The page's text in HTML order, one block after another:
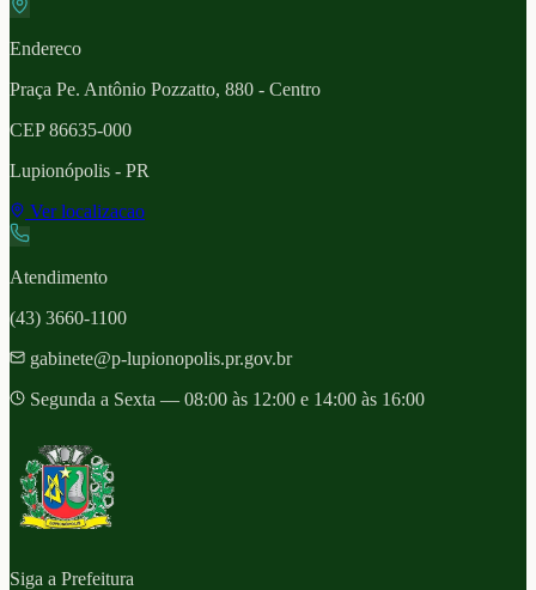
Endereco
Praça Pe. Antônio Pozzatto, 880 - Centro
CEP86635-000
Lupionópolis - PR
Ver localizacao
Atendimento
(43) 3660-1100
gabinete@p-lupionopolis.pr.gov.br
Segunda a Sexta — 08:00 às 12:00 e 14:00 às 16:00
Siga a Prefeitura